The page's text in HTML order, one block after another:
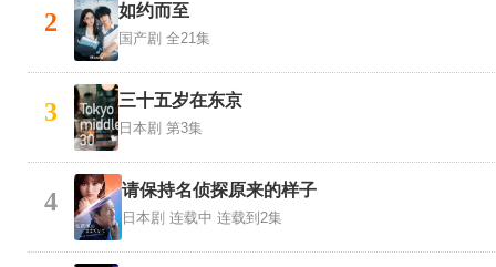
2 如约而至
国产剧 全21集
3 三十五岁在东京
日本剧 第3集
4 请保持名侦探原来的样子
日本剧 连载中 连载到2集